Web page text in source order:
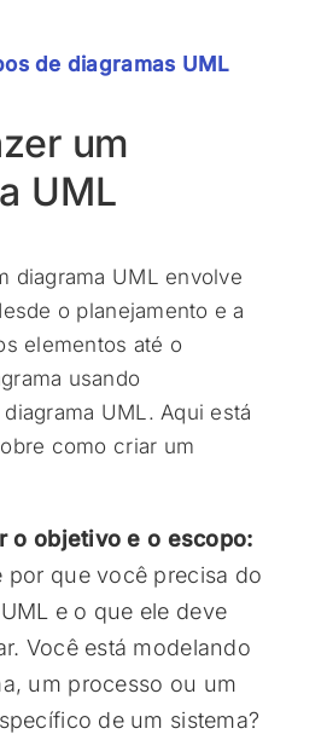
de diagramas UML
um
UML
diagrama UML envolve
o planejamento e a
elementos até o
usando
UML. Aqui está
como criar um
o objetivo e o escopo:
por que você precisa do
e o que ele deve
Você está modelando
um processo ou um
de um sistema?